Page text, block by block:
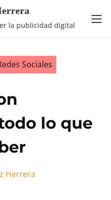
la publicidad digital
con influencers, todo lo
Sociales
lo que
Herrera